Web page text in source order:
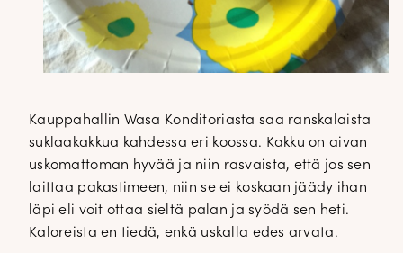
Kauppahallin Wasa Konditoriasta saa ranskalaista
suklaakakkua kahdessa eri koossa. Kakku on aivan
uskomattoman hyvää ja niin rasvaista, että jos sen
laittaa pakastimeen, niin se ei koskaan jäädy ihan
läpi eli voit ottaa sieltä palan ja syödä sen heti.
Kaloreista en tiedä, enkä uskalla edes arvata.